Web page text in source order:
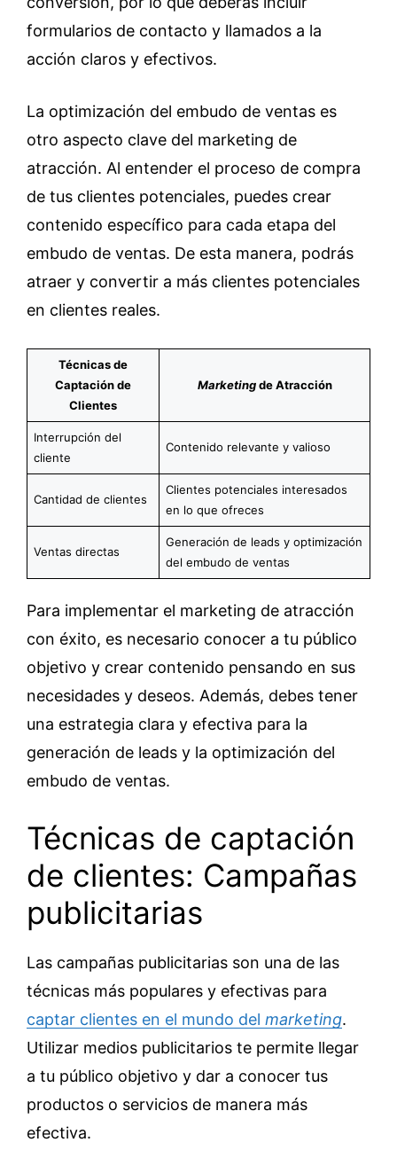
formularios de contacto y llamados a la
acción claros y efectivos.
La optimización del embudo de ventas es
otro aspecto clave del marketing de
atracción. Al entender el proceso de compra
de tus clientes potenciales, puedes crear
contenido específico para cada etapa del
embudo de ventas. De esta manera, podrás
atraer y convertir a más clientes potenciales
en clientes reales.
Técnicas de
Captación de
Clientes
Marketingde Atracción
Interrupción del
cliente
Contenido relevante y valioso
Cantidad de clientes
Clientes potenciales interesados
en lo que ofreces
Ventas directas
Generación de leads y optimización
del embudo de ventas
Para implementar el marketing de atracción
con éxito, es necesario conocer a tu público
objetivo y crear contenido pensando en sus
necesidades y deseos. Además, debes tener
una estrategia clara y efectiva para la
generación de leads y la optimización del
embudo de ventas.
Técnicas de captación
de clientes: Campañas
publicitarias
Las campañas publicitarias son una de las
técnicas más populares y efectivas para
captar clientes en el mundo del marketing.
Utilizar medios publicitarios te permite llegar
a tu público objetivo y dar a conocer tus
productos o servicios de manera más
efectiva.